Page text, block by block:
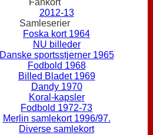
Fankort
2012-13
Samleserier
Foska kort 1964
NU billeder
Danske sportsstjerner 1965
Fodbold 1968
Billed Bladet 1969
Dandy 1970
Koral-kapsler
Fodbold 1972-73
Merlin samlekort 1996/97.
Diverse samlekort